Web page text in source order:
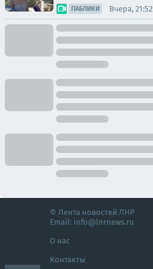
ПАБЛИКИ Вчера, 21:52
© Лента новостей ЛНР
Email: info@lnrnews.ru
О нас
Контакты